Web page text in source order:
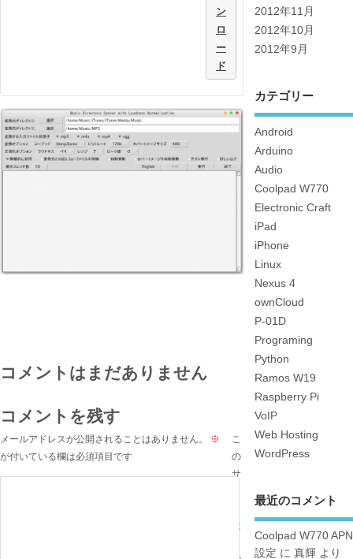
ン
ロ
ー
ド
コメントはまだありません
コメントを残す
メールアドレスが公開されることはありません。
※
が付いている欄は必須項目です
こ
の
サ
は
ス
2012年11月
2012年10月
2012年9月
カテゴリー
Android
Arduino
Audio
Coolpad W770
Electronic Craft
iPad
iPhone
Linux
Nexus 4
ownCloud
P-01D
Programing
Python
Ramos W19
Raspberry Pi
VoIP
Web Hosting
WordPress
最近のコメント
Coolpad W770 APN
設定 に 真輝より